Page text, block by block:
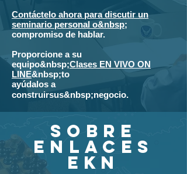
Contáctelo ahora para discutir un
seminario personal o&nbsp;
compromiso de hablar.
Proporcione a su
equipo&nbsp;Clases EN VIVO ON
LINE&nbsp;to
ayúdalos a
construirsus&nbsp;negocio.
sobre
enlaces
ekn